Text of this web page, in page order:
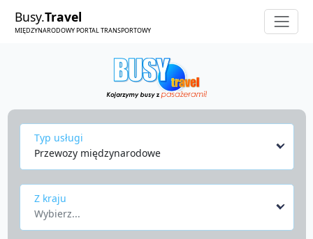
Busy.Travel
MIĘDZYNARODOWY PORTAL TRANSPORTOWY
Typ usługi
Przewozy międzynarodowe
Z kraju
Wybierz...